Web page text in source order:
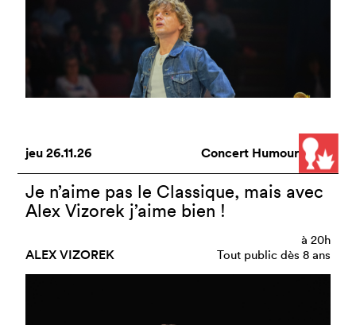
jeu26.11.26 Concert Humour
Je n’aime pas le Classique, mais avec
Alex Vizorek j’aime bien !
ALEX VIZOREK
à 20h
Tout public dès 8 ans